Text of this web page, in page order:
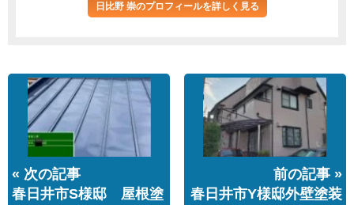
日比野 崇のプロフィールを詳しく見る
« 次の記事
春日井市S様邸 屋根塗
前の記事 »
春日井市Y様邸外壁塗装